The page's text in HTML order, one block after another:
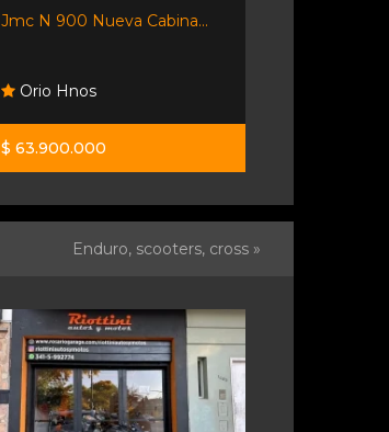
Jmc N 900 Nueva Cabina...
Orio Hnos
$ 63.900.000
Enduro, scooters, cross »